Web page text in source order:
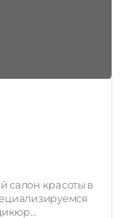
салон красоты в